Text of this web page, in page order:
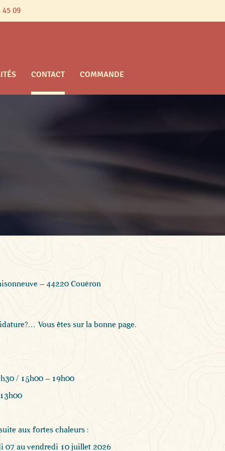
09
CONTACT COMMANDE
– 44220 Couëron
Vous êtes sur la bonne page.
/ 15h00 – 19h00
aux fortes chaleurs :
07 au vendredi 10 juillet 2026